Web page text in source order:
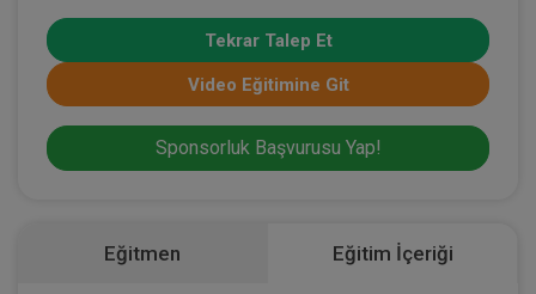
Tekrar Talep Et
Video Eğitimine Git
Sponsorluk Başvurusu Yap!
Eğitmen Eğitim İçeriği